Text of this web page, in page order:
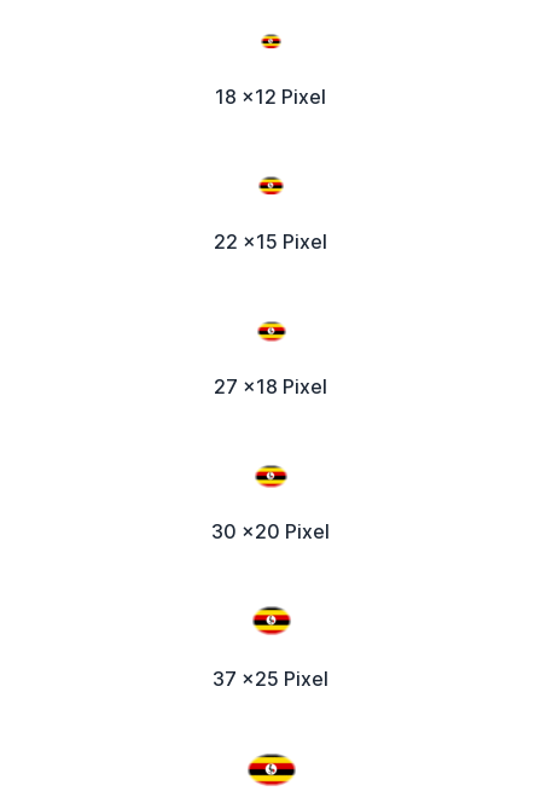
18 x12 Pixel
22 x15 Pixel
27 x18 Pixel
30 x20 Pixel
37 x25 Pixel